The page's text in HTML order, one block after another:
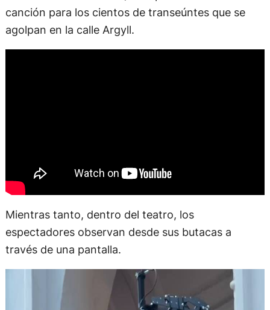
canción para los cientos de transeúntes que se
agolpan en la calle Argyll.
Mientras tanto, dentro del teatro, los
espectadores observan desde sus butacas a
través de una pantalla.